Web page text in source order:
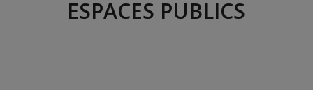
ESPACES PUBLICS